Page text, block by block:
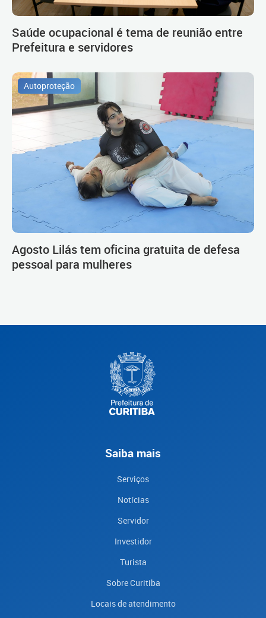
Saúde ocupacional é tema de reunião entre
Prefeitura e servidores
Autoproteção
Agosto Lilás tem oficina gratuita de defesa
pessoal para mulheres
Saiba mais
Serviços
Notícias
Servidor
Investidor
Turista
Sobre Curitiba
Locais de atendimento